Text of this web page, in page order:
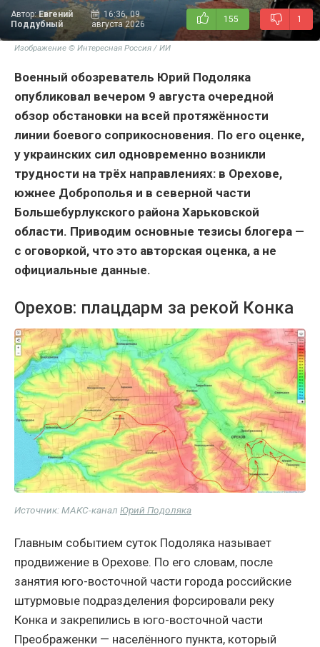
Автор:Евгений
Поддубный
16:36, 09
августа 2026
155 1
Изображение © Интересная Россия / ИИ
Военный обозреватель Юрий Подоляка
опубликовал вечером 9 августа очередной
обзор обстановки на всей протяжённости
линии боевого соприкосновения. По его оценке,
у украинских сил одновременно возникли
трудности на трёх направлениях: в Орехове,
южнее Доброполья и в северной части
Большебурлукского района Харьковской
области. Приводим основные тезисы блогера —
с оговоркой, что это авторская оценка, а не
официальные данные.
Орехов: плацдарм за рекой Конка
Источник: МАКС-канал Юрий Подоляка
Главным событием суток Подоляка называет
продвижение в Орехове. По его словам, после
занятия юго-восточной части города российские
штурмовые подразделения форсировали реку
Конка и закрепились в юго-восточной части
Преображенки — населённого пункта, который